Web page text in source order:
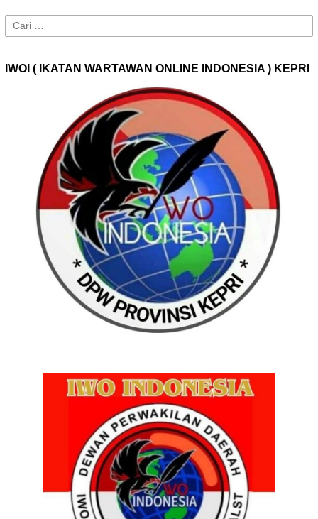
Cari
untuk:
IWOI ( IKATAN WARTAWAN ONLINE INDONESIA ) KEPRI